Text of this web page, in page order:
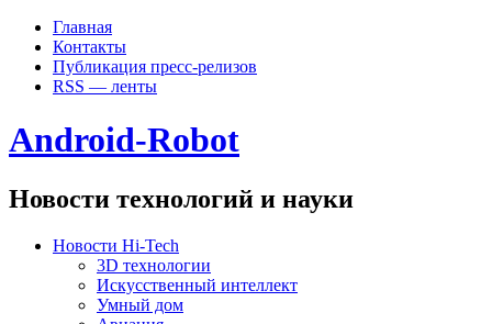
Главная
Контакты
Публикация пресс-релизов
RSS — ленты
Android-Robot
Новости технологий и науки
Новости Hi-Tech
3D технологии
Искусственный интеллект
Умный дом